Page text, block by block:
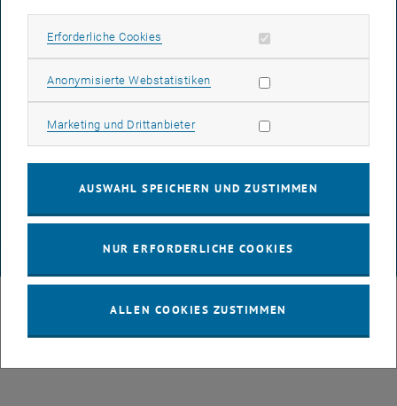
Subseiten von 3D
BARRIEREFREIHEITSERKLÄRUNG
DATENSCHUTZERKLÄRUNG (PDF)
Erforderliche Cookies Erforderliche Cookies zulassen
Anonymisierte WebstatistikenStatistik Cookies zulassen
Marketing und DrittanbieterMarketing Cookies zulassen
AUSWAHL SPEICHERN UND ZUSTIMMEN
NUR ERFORDERLICHE COOKIES
ALLEN COOKIES ZUSTIMMEN